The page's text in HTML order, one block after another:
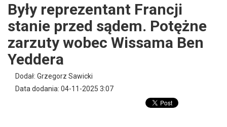
Były reprezentant Francji
stanie przed sądem. Potężne
zarzuty wobec Wissama Ben
Yeddera
Dodał: Grzegorz Sawicki
Data dodania: 04-11-2025 3:07